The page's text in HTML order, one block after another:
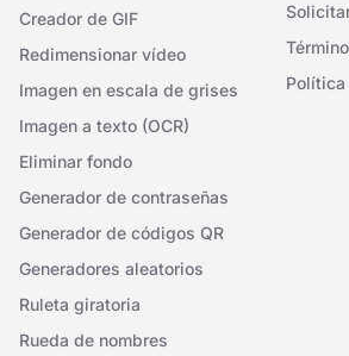
Creador de GIF
Redimensionar vídeo
Imagen en escala de grises
Imagen a texto (OCR)
Eliminar fondo
Generador de contraseñas
Generador de códigos QR
Generadores aleatorios
Ruleta giratoria
Rueda de nombres